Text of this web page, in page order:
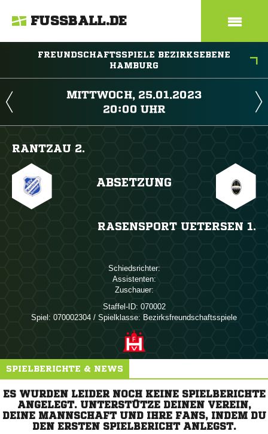
FUSSBALL.DE
FREUNDSCHAFTSSPIELE BEZIRKSEBENE
HAMBURG
 
 
RANTZAU 2.
ABSETZUNG
RASENSPORT UETERSEN 1.
Schiedsrichter:
Assistenten:
Zuschauer:
Staffel-ID: 070002
Spiel: 070002304 / Spielklasse: Bezirksfreundschaftsspiele
SPIELBERICHTE & NEWS
ES WURDEN LEIDER NOCH KEINE SPIELBERICHTE
ANGELEGT. UNTERSTÜTZE DEINEN VEREIN,
DEINE MANNSCHAFT UND IHRE FANS, INDEM DU
DEN ERSTEN SPIELBERICHT ANLEGST.